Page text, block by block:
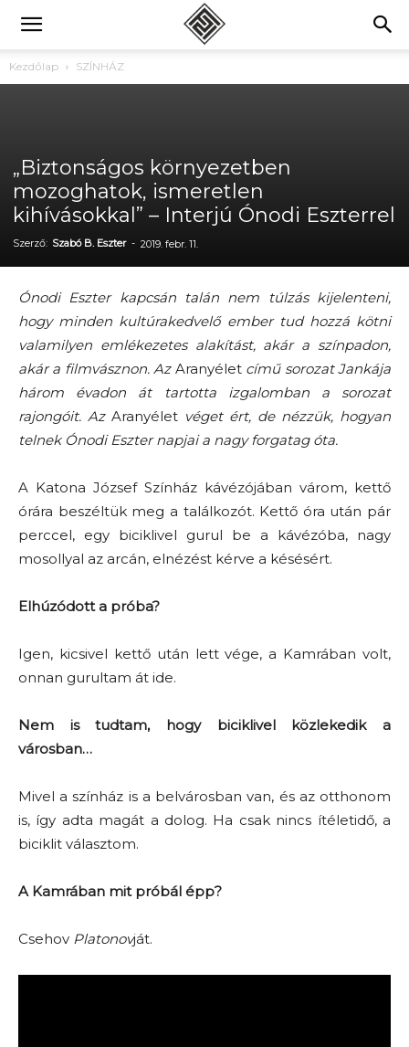
Kezdőlap SZÍNHÁZ
„Biztonságos környezetben
mozoghatok, ismeretlen
kihívásokkal” – Interjú Ónodi Eszterrel
Szerző: Szabó B. Eszter - 2019. febr. 11.
Ónodi Eszter kapcsán talán nem túlzás kijelenteni,
hogy minden kultúrakedvelő ember tud hozzá kötni
valamilyen emlékezetes alakítást, akár a színpadon,
akár a filmvásznon. AzAranyéletcímű sorozat Jankája
három évadon át tartotta izgalomban a sorozat
rajongóit. AzAranyélet véget ért, de nézzük, hogyan
telnek Ónodi Eszter napjai a nagy forgatag óta.
A Katona József Színház kávézójában várom, kettő
órára beszéltük meg a találkozót. Kettő óra után pár
perccel, egy biciklivel gurul be a kávézóba, nagy
mosollyal az arcán, elnézést kérve a késésért.
Elhúzódott a próba?
Igen, kicsivel kettő után lett vége, a Kamrában volt,
onnan gurultam át ide.
Nem is tudtam, hogy biciklivel közlekedik a
városban…
Mivel a színház is a belvárosban van, és az otthonom
is, így adta magát a dolog. Ha csak nincs ítéletidő, a
biciklit választom.
A Kamrában mit próbál épp?
Csehov Platonovját.